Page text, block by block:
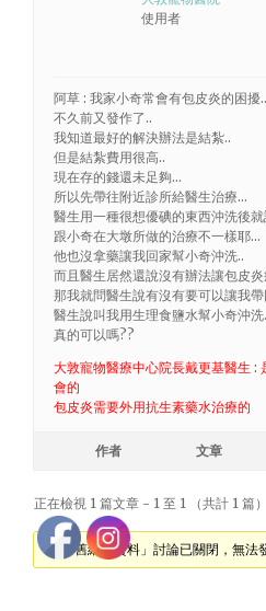
使用者
阿草 : 我家小奇常會有包皮炎的困擾..
不久前又發作了..
我知道最好的解決辦法是結紮..
但是結紮費用很高..
現在存的錢還未足夠…
所以先帶往附近診所給醫生治療…
醫生用一種很想優碘的東西沖洗後
跟小奇在大墩所做的治療不一樣耶…
他也沒拿藥讓我回家幫小奇沖洗..
而且醫生居然還說沒有辦法讓包皮
那我就問醫生說有沒有要可以讓我
醫生說叫我用生理食鹽水幫小奇沖洗
真的可以嗎??
大敦寵物醫療中心院長戴更基醫生 :
會的
包皮炎需要外用抗生素藥水治療的
作者 文章
正在檢視 1 篇文章 - 1 至 1 （共計 1 篇）
「@ 舊網站資料」討論已關閉，無法